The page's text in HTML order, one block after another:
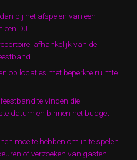
bij het afspelen van een
DJ.
afhankelijk van de
op locaties met beperkte ruimte
te vinden die
datum en binnen het budget
moeite hebben om in te spelen
of verzoeken van gasten.